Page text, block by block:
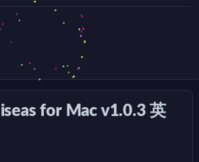
for Mac v1.0.3 英